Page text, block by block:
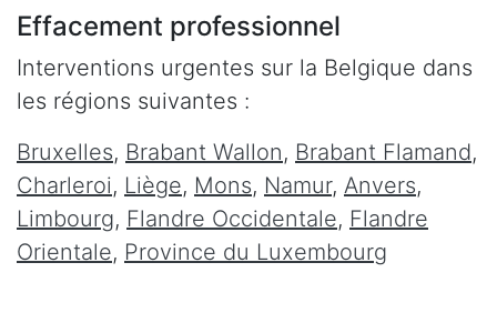
Effacement professionnel
Interventions urgentes sur la Belgique dans
les régions suivantes :
Bruxelles, Brabant Wallon, Brabant Flamand,
Charleroi, Liège, Mons, Namur, Anvers,
Limbourg, Flandre Occidentale, Flandre
Orientale, Province du Luxembourg